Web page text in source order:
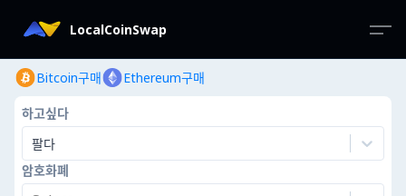
LocalCoinSwap
Bitcoin구매 Ethereum구매
하고싶다
팔다
암호화폐